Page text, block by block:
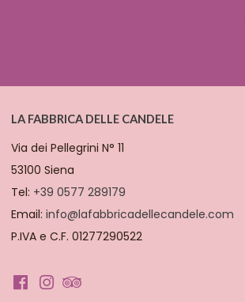
LA FABBRICA DELLE CANDELE
Via dei Pellegrini N° 11
53100 Siena
Tel: +39 0577 289179
Email: info@lafabbricadellecandele.com
P.IVA e C.F. 01277290522